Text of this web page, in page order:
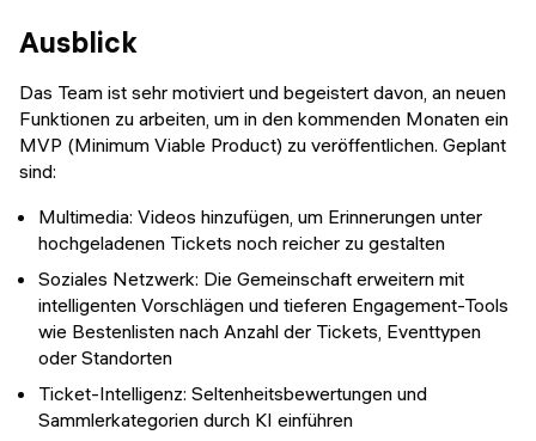
Ausblick
Das Team ist sehr motiviert und begeistert davon, an neuen
Funktionen zu arbeiten, um in den kommenden Monaten ein
MVP (Minimum Viable Product) zu veröffentlichen. Geplant
sind:
Multimedia: Videos hinzufügen, um Erinnerungen unter
hochgeladenen Tickets noch reicher zu gestalten
Soziales Netzwerk: Die Gemeinschaft erweitern mit
intelligenten Vorschlägen und tieferen Engagement-Tools
wie Bestenlisten nach Anzahl der Tickets, Eventtypen
oder Standorten
Ticket-Intelligenz: Seltenheitsbewertungen und
Sammlerkategorien durch KI einführen